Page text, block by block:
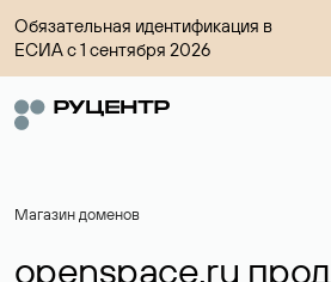
Обязательная идентификация в
ЕСИА с 1 сентября 2026
Магазин доменов
openspace.ru